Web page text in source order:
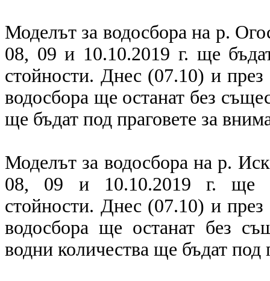
Моделът за водосбора на р.
08, 09 и 10.10.2019 г. ще
стойности. Днес (07.10) и
водосбора ще останат без
ще бъдат под праговете за
Моделът за водосбора на р.
08, 09 и 10.10.2019 г. ще
стойности. Днес (07.10) и
водосбора ще останат без
водни количества ще бъдат под